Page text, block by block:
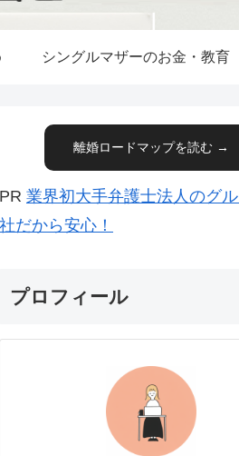
シングルマザーのお金・教育
離婚ロードマップを読む →
PR 業界初大手弁護士法人のグ
社だから安心！
プロフィール